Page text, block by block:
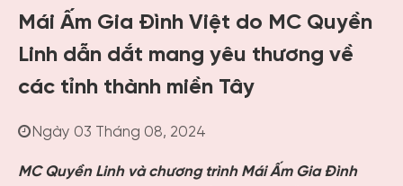
Mái Ấm Gia Đình Việt do MC Quyền
Linh dẫn dắt mang yêu thương về
các tỉnh thành miền Tây
Ngày 03 Tháng 08, 2024
MC Quyền Linh và chương trình Mái Ấm Gia Đình